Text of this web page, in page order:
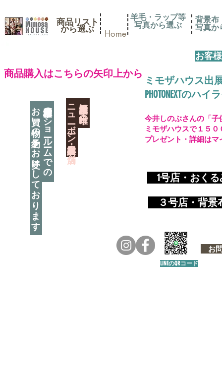
商品リスト
​から選ぶ Home
​商品購入はこちらの矢印上から
神奈川県相模原市に日本唯一の
​ニューボーン撮影用小道具店・３店舗
羊毛・ラップ等
写真から選ぶ
背景布
写真か
お客
ミモザハウス出
PHOTONEXTのハ
神奈川県相模原市のショールームでの
お買い物の予約をお受けしております 1号店・おく
​ ３号店・背
お
今井しのぶさんの「
ミモザハウスで１５
プレゼント・詳細は
LINEのQRコード